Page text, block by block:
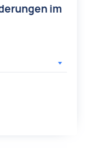
im